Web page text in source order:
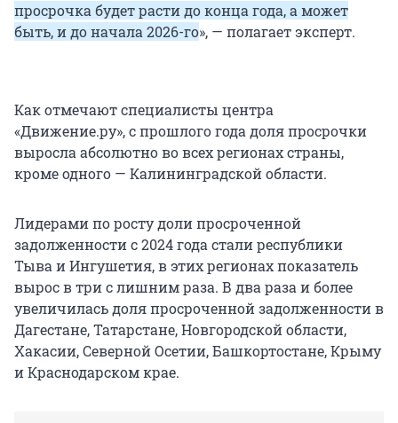
просрочка будет расти до конца года, а может
быть, и до начала 2026-го», — полагает эксперт.
Как отмечают специалисты центра
«Движение.ру», с прошлого года доля просрочки
выросла абсолютно во всех регионах страны,
кроме одного — Калининградской области.
Лидерами по росту доли просроченной
задолженности с 2024 года стали республики
Тыва и Ингушетия, в этих регионах показатель
вырос в три с лишним раза. В два раза и более
увеличилась доля просроченной задолженности в
Дагестане, Татарстане, Новгородской области,
Хакасии, Северной Осетии, Башкортостане, Крыму
и Краснодарском крае.